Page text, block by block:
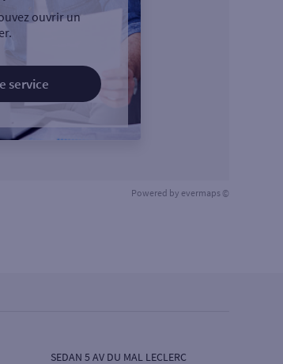
ouvrir un
service
Powered by evermaps ©
SEDAN 5 AV DU MAL LECLERC